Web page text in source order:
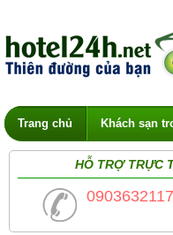
Trang chủ Khách sạn
HỖ TRỢ TRỰC
0903632117